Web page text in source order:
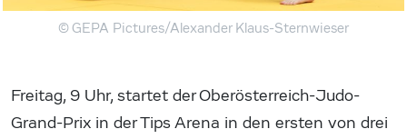
© GEPA Pictures/Alexander Klaus-Sternwieser
Freitag, 9 Uhr, startet der Oberösterreich-Judo-
Grand-Prix in der Tips Arena in den ersten von drei